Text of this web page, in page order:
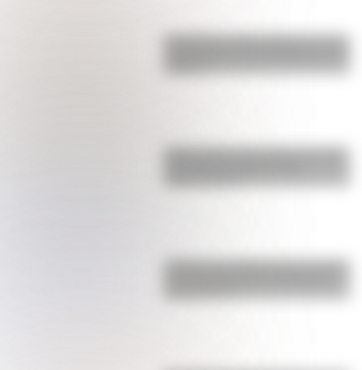
San Martín y Simón Bolívar: así fue
Buenos Aires al principio del siglo
¿Sabías que Argentina tuvo la torre